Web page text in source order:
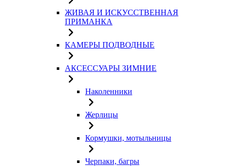
ЖИВАЯ И ИСКУССТВЕННАЯ
ПРИМАНКА
КАМЕРЫ ПОДВОДНЫЕ
АКСЕССУАРЫ ЗИМНИЕ
Наколенники
Жерлицы
Кормушки, мотыльницы
Черпаки, багры